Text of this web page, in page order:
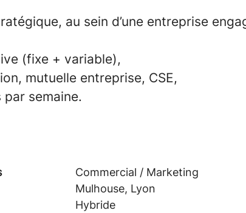
au sein d’une entreprise
(fixe + variable),
mutuelle entreprise, CSE,
par semaine.
Commercial / Marketing
Mulhouse, Lyon
Hybride